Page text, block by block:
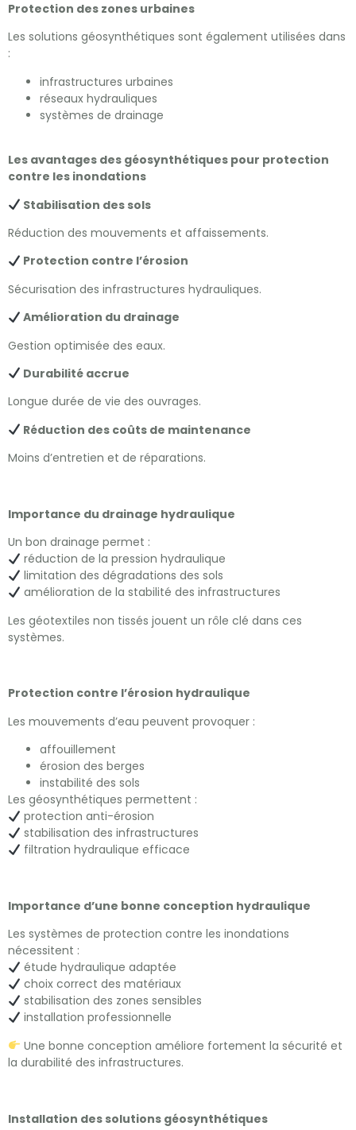
Protection des zones urbaines
Les solutions géosynthétiques sont également utilisées dans
:
infrastructures urbaines
réseaux hydrauliques
systèmes de drainage
Les avantages des géosynthétiques pour protection
contre les inondations
Stabilisation des sols
Réduction des mouvements et affaissements.
Protection contre l’érosion
Sécurisation des infrastructures hydrauliques.
Amélioration du drainage
Gestion optimisée des eaux.
Durabilité accrue
Longue durée de vie des ouvrages.
Réduction des coûts de maintenance
Moins d’entretien et de réparations.
Importance du drainage hydraulique
Un bon drainage permet :
réduction de la pression hydraulique
limitation des dégradations des sols
amélioration de la stabilité des infrastructures
Les géotextiles non tissés jouent un rôle clé dans ces
systèmes.
Protection contre l’érosion hydraulique
Les mouvements d’eau peuvent provoquer :
affouillement
érosion des berges
instabilité des sols
Les géosynthétiques permettent :
protection anti-érosion
stabilisation des infrastructures
filtration hydraulique efficace
Importance d’une bonne conception hydraulique
Les systèmes de protection contre les inondations
nécessitent :
étude hydraulique adaptée
choix correct des matériaux
stabilisation des zones sensibles
installation professionnelle
Une bonne conception améliore fortement la sécurité et
la durabilité des infrastructures.
Installation des solutions géosynthétiques